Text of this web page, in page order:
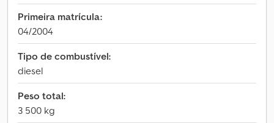
Primeira matrícula:
04/2004
Tipo de combustível:
diesel
Peso total:
3 500 kg